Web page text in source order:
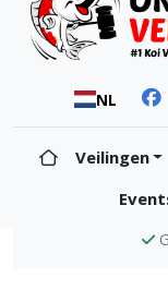
NL
Veilingen